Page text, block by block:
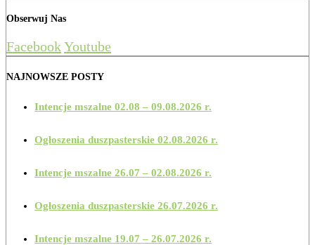
Obserwuj Nas
FacebookYoutube
NAJNOWSZE POSTY
Intencje mszalne 02.08 – 09.08.2026 r.
Ogłoszenia duszpasterskie 02.08.2026 r.
Intencje mszalne 26.07 – 02.08.2026 r.
Ogłoszenia duszpasterskie 26.07.2026 r.
Intencje mszalne 19.07 – 26.07.2026 r.